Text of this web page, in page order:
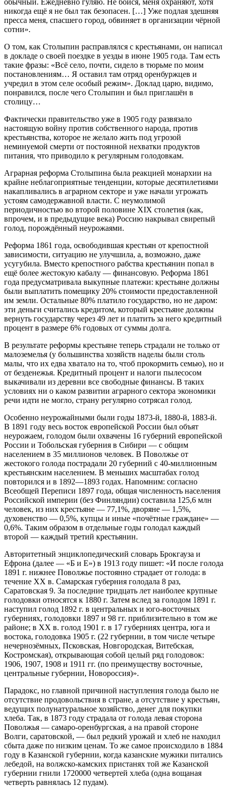
никогда ещё я не был так безопасен. […] Уже подлая здешняя
пресса меня, спасшего город, обвиняет в организации чёрной
сотни».
О том, как Столыпин расправлялся с крестьянами, он написал
в докладе о своей поездке в уезды в июне 1905 года. Там есть
такие фразы: «Всё село, почти, сидело в тюрьме по моим
постановлениям… Я оставил там отряд оренбуржцев и
учредил в этом селе особый режим». Доклад царю, видимо,
понравился, после чего Столыпин и был приглашён в
столицу…
Фактически правительство уже в 1905 году развязало
настоящую войну против собственного народа, против
крестьянства, которое не желало жить под угрозой
неминуемой смерти от постоянной нехватки продуктов
питания, что приводило к регулярным голодовкам.
Аграрная реформа Столыпина была реакцией монархии на
крайне неблагоприятные тенденции, которые десятилетиями
накапливались в аграрном секторе и уже начали угрожать
устоям самодержавной власти. С неумолимой
периодичностью во второй половине XIX столетия (как,
впрочем, и в предыдущие века) Россию накрывал свирепый
голод, порождённый неурожаями.
Реформа 1861 года, освободившая крестьян от крепостной
зависимости, ситуацию не улучшила, а, возможно, даже
усугубила. Вместо крепостного рабства крестьянин попал в
ещё более жестокую кабалу — финансовую. Реформа 1861
года предусматривала выкупные платежи: крестьяне должны
были выплатить помещику 20% стоимости предоставленной
им земли. Остальные 80% платило государство, но не даром:
эти деньги считались кредитом, который крестьяне должны
вернуть государству через 49 лет и платить за него кредитный
процент в размере 6% годовых от суммы долга.
В результате реформы крестьяне теперь страдали не только от
малоземелья (у большинства хозяйств наделы были столь
малы, что их едва хватало на то, чтоб прокормить семью), но и
от безденежья. Кредитный процент и налоги пылесосом
выкачивали из деревни все свободные финансы. В таких
условиях ни о каком развитии аграрного сектора экономики
речи идти не могло, страну регулярно сотрясал голод.
Особенно неурожайными были годы 1873-й, 1880-й, 1883-й.
В 1891 году весь восток европейской России был объят
неурожаем, голодом были охвачены 16 губерний европейской
России и Тобольская губерния в Сибири — с общим
населением в 35 миллионов человек. В Поволжье от
жестокого голода пострадали 20 губерний с 40-миллионным
крестьянским населением. В меньших масштабах голод
повторился и в 1892—1893 годах. Напомним: согласно
Всеобщей Переписи 1897 года, общая численность населения
Российской империи (без Финляндии) составила 125,6 млн
человек, из них крестьяне — 77,1%, дворяне — 1,5%,
духовенство — 0,5%, купцы и иные «почётные граждане» —
0,6%. Таким образом в отдельные годы голодал каждый
второй — каждый третий крестьянин.
Авторитетный энциклопедический словарь Брокгауза и
Ефрона (далее — «Б и Е») в 1913 году пишет: «И после голода
1891 г. нижнее Поволжье постоянно страдает от голода: в
течение XX в. Самарская губерния голодала 8 раз,
Саратовская 9. За последние тридцать лет наиболее крупные
голодовки относятся к 1880 г. Затем вслед за голодом 1891 г.
наступил голод 1892 г. в центральных и юго-восточных
губерниях, голодовки 1897 и 98 гг. приблизительно в том же
районе; в XX в. голод 1901 г. в 17 губерниях центра, юга и
востока, голодовка 1905 г. (22 губернии, в том числе четыре
нечернозёмных, Псковская, Новгородская, Витебская,
Костромская), открывающая собой целый ряд голодовок:
1906, 1907, 1908 и 1911 гг. (по преимуществу восточные,
центральные губернии, Новороссия)».
Парадокс, но главной причиной наступления голода было не
отсутствие продовольствия в стране, а отсутствие у крестьян,
ведущих полунатуральное хозяйство, денег для покупки
хлеба. Так, в 1873 году страдала от голода левая сторона
Поволжья — самаро-оренбургская, а на правой стороне
Волги, саратовской, — был редкий урожай и хлеб не находил
сбыта даже по низким ценам. То же самое происходило в 1884
году в Казанской губернии, когда казанские мужики питались
лебедой, на волжско-камских пристанях той же Казанской
губернии гнили 1720000 четвертей хлеба (одна вощаная
четверть равнялась 12 пудам).